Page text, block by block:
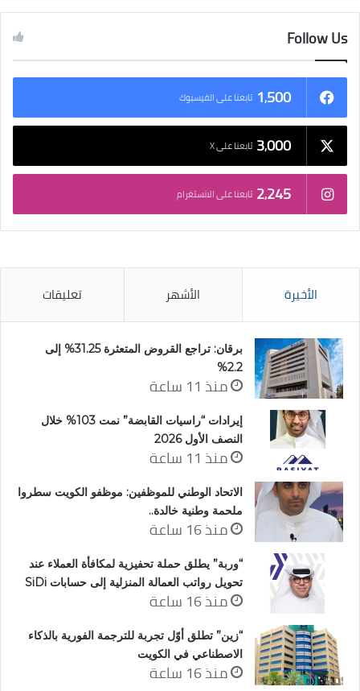
Follow Us
1٬500 تابعنا على الفيسبوك
3٬000 تابعنا على X
2٬245 تابعنا على الانستغرام
الأخيرة الأشهر تعليقات
برقان: تراجع القروض المتعثرة 31.25% إلى
2.2%
منذ 11 ساعة
إيرادات “راسيات القابضة” نمت 103% خلال
النصف الأول 2026
منذ 11 ساعة
الاتحاد الوطني للموظفين: موظفو الكويت سطروا
ملحمة وطنية خالدة..
منذ 16 ساعة
“وربة” يطلق حملة تحفيزية لمكافأة العملاء عند
تحويل رواتب العمالة المنزلية إلى حسابات SiDi
منذ 16 ساعة
“زين” تطلق أوّل تجربة للترجمة الفورية بالذكاء
الاصطناعي في الكويت
منذ 16 ساعة